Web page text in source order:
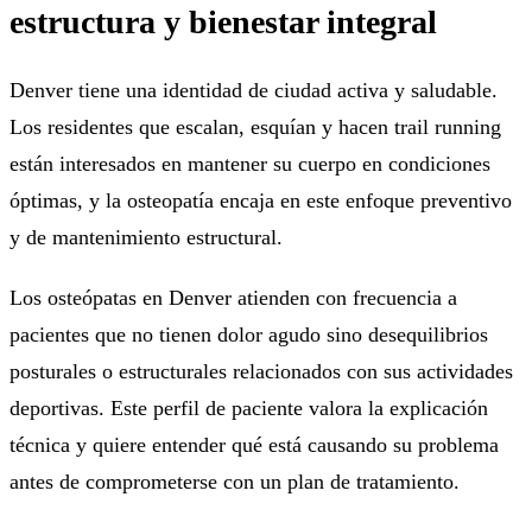
estructura y bienestar integral
Denver tiene una identidad de ciudad activa y saludable.
Los residentes que escalan, esquían y hacen trail running
están interesados en mantener su cuerpo en condiciones
óptimas, y la osteopatía encaja en este enfoque preventivo
y de mantenimiento estructural.
Los osteópatas en Denver atienden con frecuencia a
pacientes que no tienen dolor agudo sino desequilibrios
posturales o estructurales relacionados con sus actividades
deportivas. Este perfil de paciente valora la explicación
técnica y quiere entender qué está causando su problema
antes de comprometerse con un plan de tratamiento.